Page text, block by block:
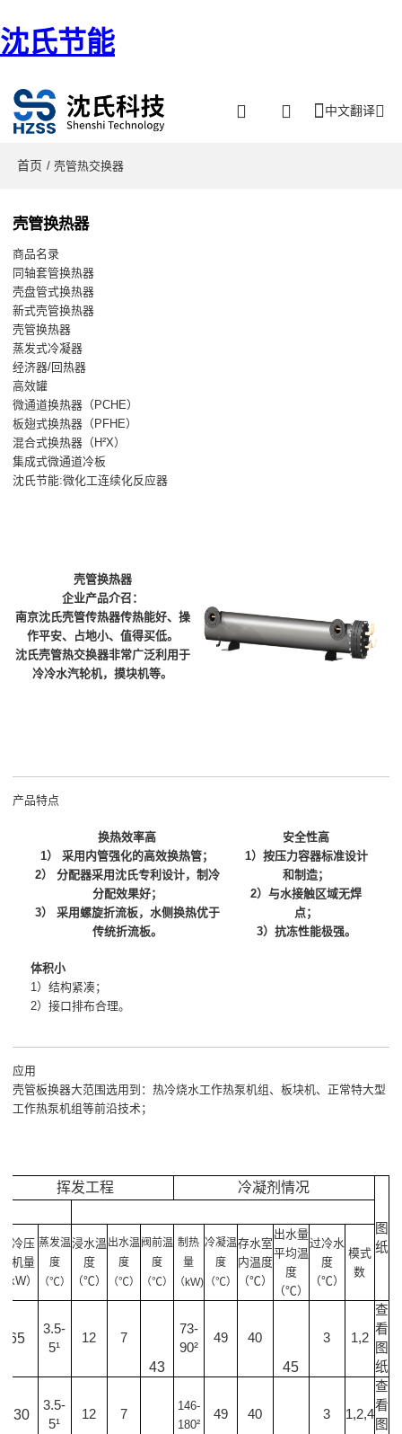
沈氏节能
中文翻译
首页 / 壳管热交换器
壳管换热器
商品名录
同轴套管换热器
壳盘管式换热器
新式壳管换热器
壳管换热器
蒸发式冷凝器
经济器/回热器
高效罐
微通道换热器（PCHE）
板翅式换热器（PFHE）
混合式换热器（H²X）
集成式微通道冷板
沈氏节能:微化工连续化反应器
壳管换热器
企业产品介召：
南京沈氏壳管传热器传热能好、操
作平安、占地小、值得买低。
沈氏壳管热交换器非常广泛利用于
冷冷水汽轮机，摸块机等。
产品特点
换热效率高
1） 采用内管强化的高效换热管；
2） 分配器采用沈氏专利设计，制冷
分配效果好；
3） 采用螺旋折流板，水侧换热优于
传统折流板。
安全性高
1）按压力容器标准设计
和制造；
2）与水接触区域无焊
点；
3）抗冻性能极强。
体积小
1）结构紧凑；
2）接口排布合理。
应用
壳管板换器大范围选用到：热冷烧水工作热泵机组、板块机、正常特大型
工作热泵机组等前沿技术；
挥发工程 冷凝剂情况
图
纸
制冷压
缩机量
kW）
蒸发温
度
（℃）
浸水溫
度
（℃）
出水温
度
（℃）
阀前温
度
（℃）
制热
量
（kW)
冷凝温
度
（℃）
存水室
内温度
（℃）
出水量
平均温
度
（℃）
过冷水
度
（℃）
模式
数
65
3.5-
5¹
12 7
43
73-
90²
49 40
45
3 1,2
查
看
图
纸
130
3.5-
5¹
12 7
146-
180²
49 40 3 1,2,4
查
看
图